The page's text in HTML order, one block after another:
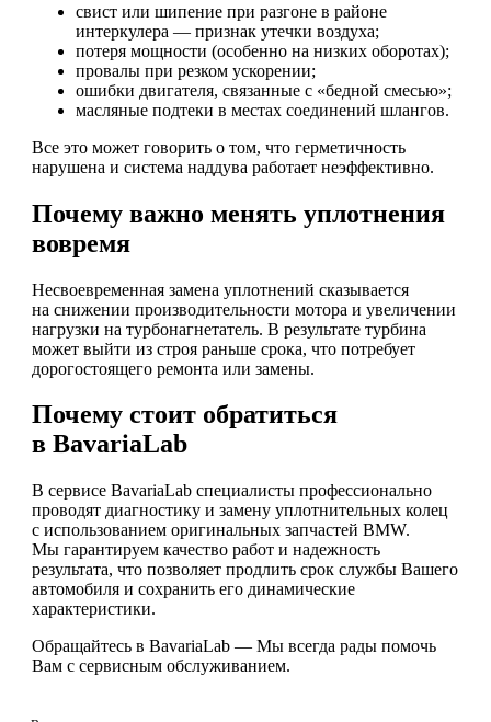
свист или шипение при разгоне в районе
интеркулера — признак утечки воздуха;
потеря мощности (особенно на низких оборотах);
провалы при резком ускорении;
ошибки двигателя, связанные с «бедной смесью»;
масляные подтеки в местах соединений шлангов.
Все это может говорить о том, что герметичность
нарушена и система наддува работает неэффективно.
Почему важно менять уплотнения
вовремя
Несвоевременная замена уплотнений сказывается
на снижении производительности мотора и увеличении
нагрузки на турбонагнетатель. В результате турбина
может выйти из строя раньше срока, что потребует
дорогостоящего ремонта или замены.
Почему стоит обратиться
в BavariaLab
В сервисе BavariaLab специалисты профессионально
проводят диагностику и замену уплотнительных колец
с использованием оригинальных запчастей BMW.
Мы гарантируем качество работ и надежность
результата, что позволяет продлить срок службы Вашего
автомобиля и сохранить его динамические
характеристики.
Обращайтесь в BavariaLab — Мы всегда рады помочь
Вам с сервисным обслуживанием.